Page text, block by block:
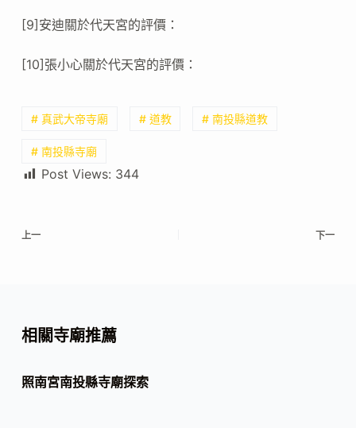
[9]安迪關於代天宮的評價：
[10]張小心關於代天宮的評價：
# 真武大帝寺廟 # 道教 # 南投縣道教
# 南投縣寺廟
Post Views: 344
上一 下一
相關寺廟推薦
照南宮南投縣寺廟探索